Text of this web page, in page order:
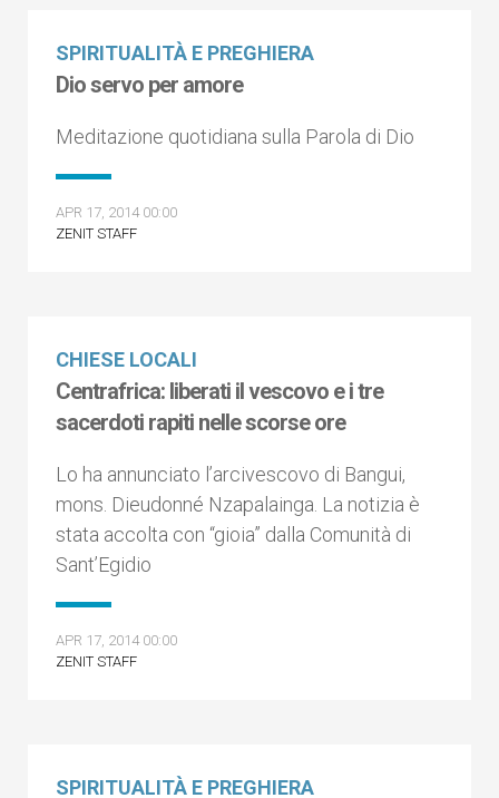
SPIRITUALITÀ E PREGHIERA
Dio servo per amore
Meditazione quotidiana sulla Parola di Dio
APR 17, 2014 00:00
ZENIT STAFF
CHIESE LOCALI
Centrafrica: liberati il vescovo e i tre
sacerdoti rapiti nelle scorse ore
Lo ha annunciato l’arcivescovo di Bangui,
mons. Dieudonné Nzapalainga. La notizia è
stata accolta con “gioia” dalla Comunità di
Sant’Egidio
APR 17, 2014 00:00
ZENIT STAFF
SPIRITUALITÀ E PREGHIERA